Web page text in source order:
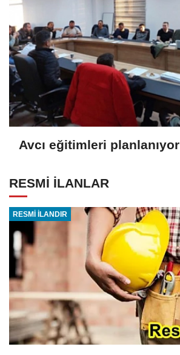
Avcı eğitimleri planlanıyor
RESMİ İLANLAR
RESMİ İLANDIR